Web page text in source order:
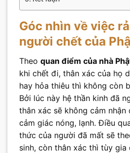
Góc nhìn về việc
người chết của
Theo quan điểm của nhà
khi chết đi, thân xác của họ
hay hỏa thiêu thì không còn
Bởi lúc này hệ thần kinh đã
thân xác sẽ không cảm
cảm giác nóng, lạnh. Điều
thức của người đã mất sẽ
sinh, còn thân xác thì tùy gia